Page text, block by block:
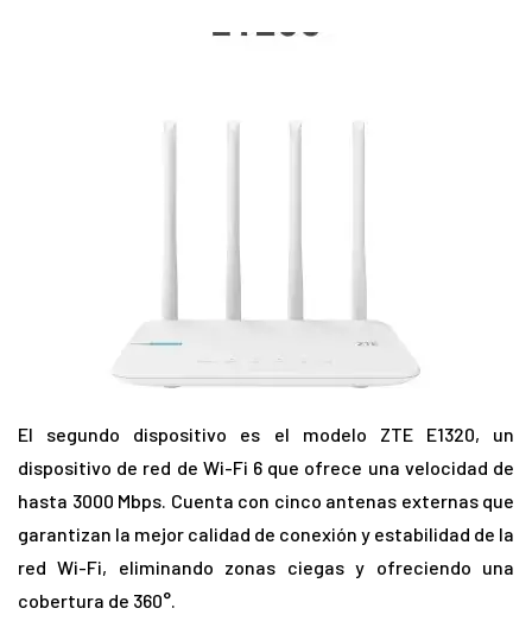
El segundo dispositivo es el modelo ZTE E1320, un
dispositivo de red de Wi-Fi 6 que ofrece una velocidad de
hasta 3000 Mbps. Cuenta con cinco antenas externas que
garantizan la mejor calidad de conexión y estabilidad de la
red Wi-Fi, eliminando zonas ciegas y ofreciendo una
cobertura de 360°.